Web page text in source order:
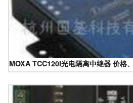
MOXA TCC120I光电隔离中继器 价格